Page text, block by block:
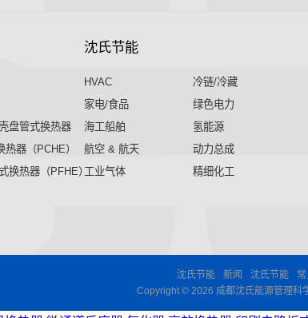
盘管式换热器
器（PCHE）
换热器（PFHE）
沈氏节能
HVAC
冷链/冷藏
家电/食品
绿色电力
海工船舶
氢能源
航空 & 航天
动力总成
工业气体
精细化工
沈氏节能 新闻 沈氏节能
Copyright © 2026 成都沈氏能源管理科